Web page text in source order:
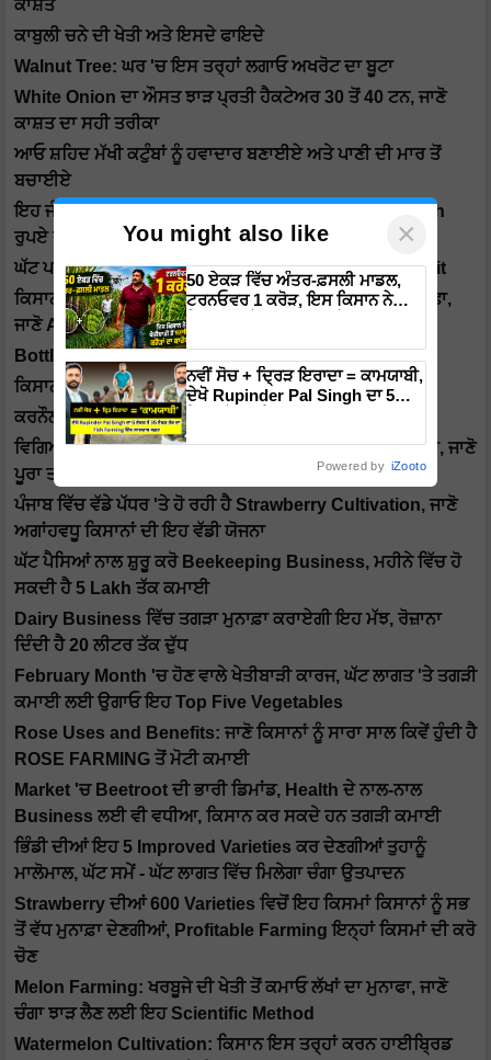
ਕਾਸ਼ਤ
ਕਾਬੁਲੀ ਚਨੇ ਦੀ ਖੇਤੀ ਅਤੇ ਇਸਦੇ ਫਾਇਦੇ
Walnut Tree: ਘਰ 'ਚ ਇਸ ਤਰ੍ਹਾਂ ਲਗਾਓ ਅਖਰੋਟ ਦਾ ਬੂਟਾ
White Onion ਦਾ ਔਸਤ ਝਾੜ ਪ੍ਰਤੀ ਹੈਕਟੇਅਰ 30 ਤੋਂ 40 ਟਨ, ਜਾਣੋ
ਕਾਸ਼ਤ ਦਾ ਸਹੀ ਤਰੀਕਾ
ਆਓ ਸ਼ਹਿਦ ਮੱਖੀ ਕਟੁੰਬਾਂ ਨੂੰ ਹਵਾਦਾਰ ਬਣਾਈਏ ਅਤੇ ਪਾਣੀ ਦੀ ਮਾਰ ਤੋਂ
ਬਚਾਈਏ
ਇਹ ਜੰਗਲੀ ਸਬਜ਼ੀ ਬਣਾਏਗੀ ਅਮੀਰ, 3 Months 'ਚ 9 ਤੋਂ 10 Lakh
ਰੁਪਏ ਦਾ ਮੁਨਾਫ਼ਾ
ਘੱਟ ਪਾਣੀ ਵਿੱਚ ਕਰੋ Groundnut Farming, ਹੋਵੇਗਾ ਤਗੜਾ Profit
ਕਿਸਾਨ ਵੀਰ Fennel Cultivation ਤੋਂ ਕਮਾ ਸਕਦੇ ਹਨ ਚੰਗਾ ਮੁਨਾਫਾ,
ਜਾਣੋ Advanced Method
Bottle ਵਿੱਚ ਉਗਾਓ ਲਸਣ, ਮਿਲੇਗਾ Double Profit
ਕਿਸਾਨਾਂ ਨੂੰ ਸੋਕੇ ਵਿੱਚ ਵੀ ਬੇਲ ਦੀਆਂ ਇਨ੍ਹਾਂ ਕਿਸਮਾਂ ਤੋਂ ਮੁਨਾਫ਼ਾ
ਕਰਨੌਲੀ ਦੀ ਸਫਲ ਕਾਸ਼ਤ, ਜਾਣੋ ਬਿਜਾਈ ਦਾ ਢੁੱਕਵਾਂ ਸਮਾਂ
ਵਿਗਿਆਨਕ ਤਰੀਕੇ ਨਾਲ ਕਰੋ Goat Farming, 6 ਗੁਣਾ ਤੱਕ ਮੁਨਾਫਾ, ਜਾਣੋ
ਪੂਰਾ ਤਰੀਕਾ
ਪੰਜਾਬ ਵਿੱਚ ਵੱਡੇ ਪੱਧਰ 'ਤੇ ਹੋ ਰਹੀ ਹੈ Strawberry Cultivation, ਜਾਣੋ
ਅਗਾਂਹਵਧੂ ਕਿਸਾਨਾਂ ਦੀ ਇਹ ਵੱਡੀ ਯੋਜਨਾ
ਘੱਟ ਪੈਸਿਆਂ ਨਾਲ ਸ਼ੁਰੂ ਕਰੋ Beekeeping Business, ਮਹੀਨੇ ਵਿੱਚ ਹੋ
ਸਕਦੀ ਹੈ 5 Lakh ਤੱਕ ਕਮਾਈ
Dairy Business ਵਿੱਚ ਤਗੜਾ ਮੁਨਾਫ਼ਾ ਕਰਾਏਗੀ ਇਹ ਮੱਝ, ਰੋਜ਼ਾਨਾ
ਦਿੰਦੀ ਹੈ 20 ਲੀਟਰ ਤੱਕ ਦੁੱਧ
February Month 'ਚ ਹੋਣ ਵਾਲੇ ਖੇਤੀਬਾੜੀ ਕਾਰਜ, ਘੱਟ ਲਾਗਤ 'ਤੇ ਤਗੜੀ
ਕਮਾਈ ਲਈ ਉਗਾਓ ਇਹ Top Five Vegetables
Rose Uses and Benefits: ਜਾਣੋ ਕਿਸਾਨਾਂ ਨੂੰ ਸਾਰਾ ਸਾਲ ਕਿਵੇਂ ਹੁੰਦੀ ਹੈ
ROSE FARMING ਤੋਂ ਮੋਟੀ ਕਮਾਈ
Market 'ਚ Beetroot ਦੀ ਭਾਰੀ ਡਿਮਾਂਡ, Health ਦੇ ਨਾਲ-ਨਾਲ
Business ਲਈ ਵੀ ਵਧੀਆ, ਕਿਸਾਨ ਕਰ ਸਕਦੇ ਹਨ ਤਗੜੀ ਕਮਾਈ
ਭਿੰਡੀ ਦੀਆਂ ਇਹ 5 Improved Varieties ਕਰ ਦੇਣਗੀਆਂ ਤੁਹਾਨੂੰ
ਮਾਲੋਮਾਲ, ਘੱਟ ਸਮੇਂ - ਘੱਟ ਲਾਗਤ ਵਿੱਚ ਮਿਲੇਗਾ ਚੰਗਾ ਉਤਪਾਦਨ
Strawberry ਦੀਆਂ 600 Varieties ਵਿਚੋਂ ਇਹ ਕਿਸਮਾਂ ਕਿਸਾਨਾਂ ਨੂੰ ਸਭ
ਤੋਂ ਵੱਧ ਮੁਨਾਫ਼ਾ ਦੇਣਗੀਆਂ, Profitable Farming ਇਨ੍ਹਾਂ ਕਿਸਮਾਂ ਦੀ ਕਰੋ
ਚੋਣ
Melon Farming: ਖਰਬੂਜੇ ਦੀ ਖੇਤੀ ਤੋਂ ਕਮਾਓ ਲੱਖਾਂ ਦਾ ਮੁਨਾਫਾ, ਜਾਣੋ
ਚੰਗਾ ਝਾੜ ਲੈਣ ਲਈ ਇਹ Scientific Method
Watermelon Cultivation: ਕਿਸਾਨ ਇਸ ਤਰ੍ਹਾਂ ਕਰਨ ਹਾਈਬ੍ਰਿਡ
You might also like ×
50 ਏਕੜ ਵਿੱਚ ਅੰਤਰ-ਫ਼ਸਲੀ ਮਾਡਲ,
ਟਰਨਓਵਰ 1 ਕਰੋੜ, ਇਸ ਕਿਸਾਨ ਨੇ
ਨਵੀਂ ਸੋਚ + ਦ੍ਰਿੜ ਇਰਾਦਾ = ਕਾਮਯਾਬੀ,
ਦੇਖੋ Rupinder Pal Singh ਦਾ 5
Powered by iZooto